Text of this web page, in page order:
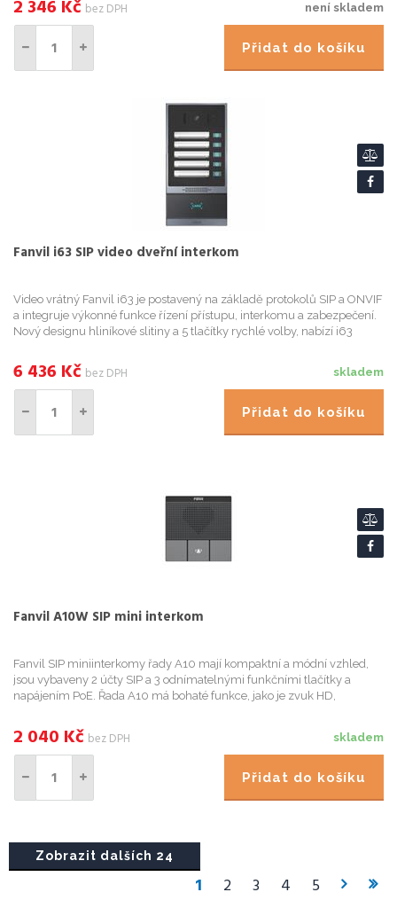
není skladem
2 346 Kč bez DPH
Přidat do košíku
Fanvil i63 SIP video dveřní interkom
Video vrátný Fanvil i63 je postavený na základě protokolů SIP a ONVIF
a integruje výkonné funkce řízení přístupu, interkomu a zabezpečení.
Nový designu hliníkové slitiny a 5 tlačítky rychlé volby, nabízí i63
skladem
6 436 Kč bez DPH
Přidat do košíku
Fanvil A10W SIP mini interkom
Fanvil SIP miniinterkomy řady A10 mají kompaktní a módní vzhled,
jsou vybaveny 2 účty SIP a 3 odnímatelnými funkčními tlačítky a
napájením PoE. Řada A10 má bohaté funkce, jako je zvuk HD,
skladem
2 040 Kč bez DPH
Přidat do košíku
Zobrazit dalších 24
1 2 3 4 5